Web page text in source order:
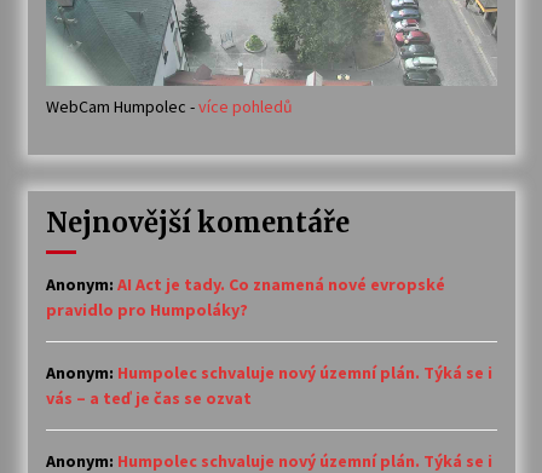
WebCam Humpolec -více pohledů
Nejnovější komentáře
Anonym: AI Act je tady. Co znamená nové evropské
pravidlo pro Humpoláky?
Anonym: Humpolec schvaluje nový územní plán. Týká se i
vás – a teď je čas se ozvat
Anonym: Humpolec schvaluje nový územní plán. Týká se i